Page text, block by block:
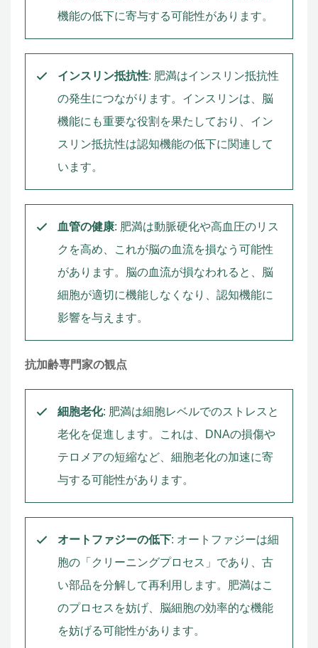
機能の低下に寄与する可能性があります。
インスリン抵抗性: 肥満はインスリン抵抗性
の発生につながります。インスリンは、脳
機能にも重要な役割を果たしており、イン
スリン抵抗性は認知機能の低下に関連して
います。
血管の健康: 肥満は動脈硬化や高血圧のリス
クを高め、これが脳の血流を損なう可能性
があります。脳の血流が損なわれると、脳
細胞が適切に機能しなくなり、認知機能に
影響を与えます。
抗加齢専門家の観点
細胞老化: 肥満は細胞レベルでのストレスと
老化を促進します。これは、DNAの損傷や
テロメアの短縮など、細胞老化の加速に寄
与する可能性があります。
オートファジーの低下: オートファジーは細
胞の「クリーニングプロセス」であり、古
い部品を分解して再利用します。肥満はこ
のプロセスを妨げ、脳細胞の効率的な機能
を妨げる可能性があります。